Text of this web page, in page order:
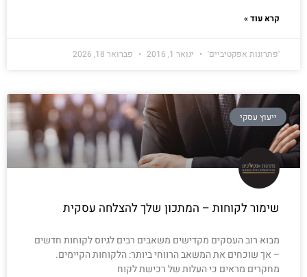
קרא עוד »
'פתרונות אפקטיביים' ינואר 1, 2016 פברואר 18, 2026
ייעוץ עסקי
שימור לקוחות – המתכון שלך להצלחה עסקית
מבוא רוב העסקים מקדישים משאבים רבים לגיוס לקוחות חדשים
– אך שוכחים את המשאב הרווחי ביותר: הלקוחות הקיימים.
מחקרים מראים כי העלות של רכישת לקוח